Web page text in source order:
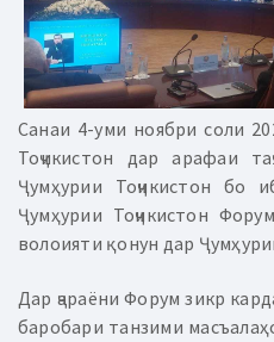
Санаи 4-уми ноябри соли
Тоҷикистон дар арафаи
Ҷумҳурии Тоҷикистон бо
Ҷумҳурии Тоҷикистон
волоияти қонун дар
Дар ҷараёни Форум зикр
баробари танзими